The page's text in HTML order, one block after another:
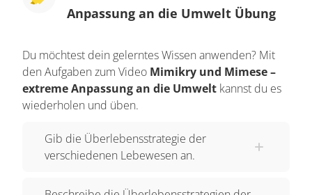
zusammen. Der Tintenfisch kann sich also
präsentieren möchte. Er versucht sich dabei
natürlich seiner Umgebung farblich anzupassen.
Das Dehnen und Zusammenziehen der
Hautzellen kann er dabei jederzeit und völlig
Feinden zu verstecken. Aber es gibt noch viel
Tiere wenden die sogenannte „Mimese“ an, das
Anpassung an die Umwelt Übung
Du möchtest dein gelerntes Wissen anwenden? Mit
den Aufgaben zum Video Mimikry und Mimese –
extreme Anpassung an die Umwelt kannst du es
wiederholen und üben.
Gib die Überlebensstrategie der
verschiedenen Lebewesen an.